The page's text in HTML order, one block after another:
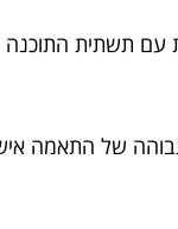
תשתית
של התאמה